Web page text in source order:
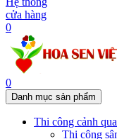
cửa hàng
0
0
Danh mục sản phẩm
Thi công cảnh
Thi công